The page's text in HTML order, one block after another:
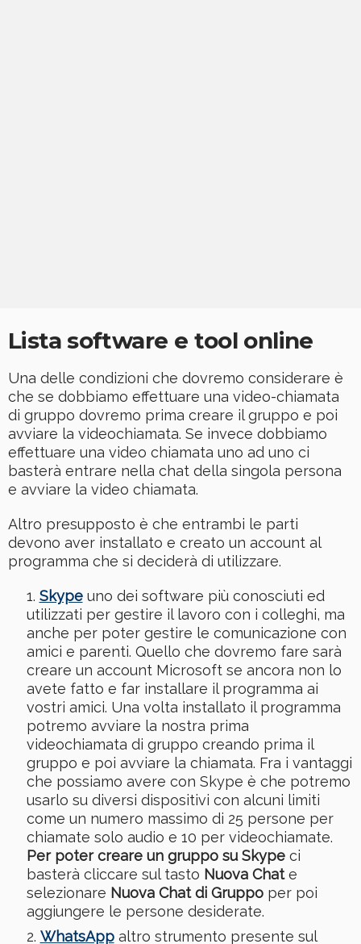
Lista software e tool online
Una delle condizioni che dovremo considerare è
che se dobbiamo effettuare una video-chiamata
di gruppo dovremo prima creare il gruppo e poi
avviare la videochiamata. Se invece dobbiamo
effettuare una video chiamata uno ad uno ci
basterà entrare nella chat della singola persona
e avviare la video chiamata.
Altro presupposto è che entrambi le parti
devono aver installato e creato un account al
programma che si deciderà di utilizzare.
Skypeuno dei software più conosciuti ed
utilizzati per gestire il lavoro con i colleghi, ma
anche per poter gestire le comunicazione con
amici e parenti. Quello che dovremo fare sarà
creare un account Microsoft se ancora non lo
avete fatto e far installare il programma ai
vostri amici. Una volta installato il programma
potremo avviare la nostra prima
videochiamata di gruppo creando prima il
gruppo e poi avviare la chiamata. Fra i vantaggi
che possiamo avere con Skype è che potremo
usarlo su diversi dispositivi con alcuni limiti
come un numero massimo di 25 persone per
chiamate solo audio e 10 per videochiamate.
Per poter creare un gruppo su Skypeci
basterà cliccare sul tasto Nuova Chate
selezionare Nuova Chat di Gruppoper poi
aggiungere le persone desiderate.
WhatsAppaltro strumento presente sul